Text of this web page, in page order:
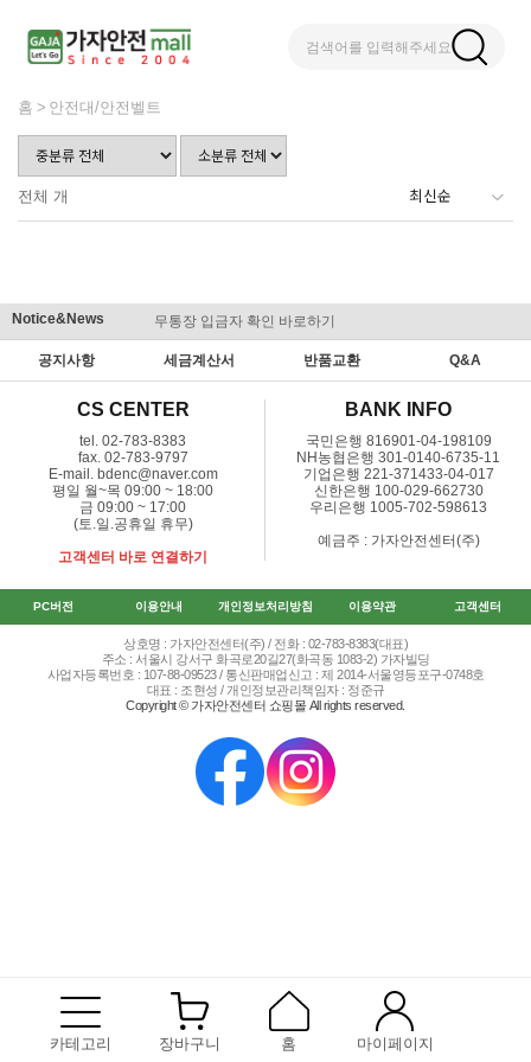
검색어를 입력해주세요
카테고리 장바구니 홈 마이페이지
홈 안전대/안전벨트
전체 개
Notice&News 무통장 입금자 확인 바로하기
공지사항 세금계산서 반품교환 Q&A
CS CENTER
tel. 02-783-8383
fax. 02-783-9797
E-mail. bdenc@naver.com
평일 월~목 09:00 ~ 18:00
금 09:00 ~ 17:00
(토.일.공휴일 휴무)
고객센터 바로 연결하기
BANK INFO
국민은행 816901-04-198109
NH농협은행 301-0140-6735-11
기업은행 221-371433-04-017
신한은행 100-029-662730
우리은행 1005-702-598613
예금주 : 가자안전센터(주)
PC버전 이용안내 개인정보처리방침 이용약관 고객센터
상호명 : 가자안전센터(주) / 전화 : 02-783-8383(대표)
주소 : 서울시 강서구 화곡로20길27(화곡동 1083-2) 가자빌딩
사업자등록번호 : 107-88-09523 / 통신판매업신고 : 제 2014-서울영등포구-0748호
대표 : 조현성 / 개인정보관리책임자 : 정준규
Copyright © 가자안전센터 쇼핑몰 All rights reserved.